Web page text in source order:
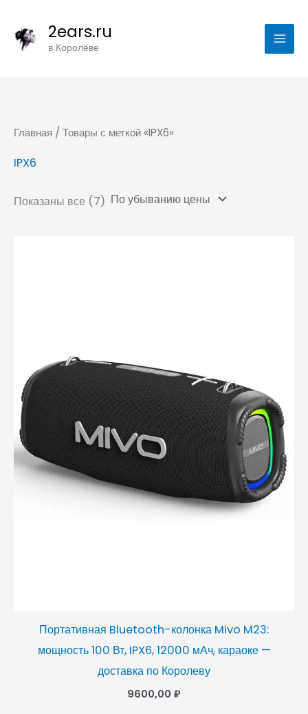
содержимому
2ears.ru
в Королёве
Главная / Товары с меткой «IPX6»
IPX6
Показаны все (7)
убыванию
Портативная Bluetooth-колонка Mivo M23:
мощность 100 Вт, IPX6, 12000 мАч, караоке —
доставка по Королеву
9600,00 ₽